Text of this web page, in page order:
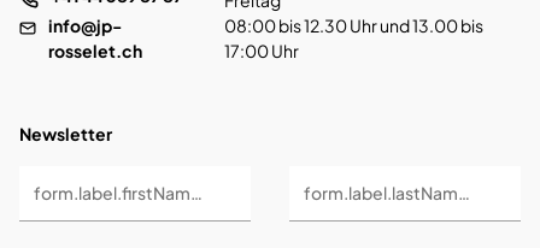
info@jp-
rosselet.ch
08:00 bis 12.30 Uhr und 13.00 bis
17:00 Uhr
Newsletter
form.label.firstName * form.label.lastName *